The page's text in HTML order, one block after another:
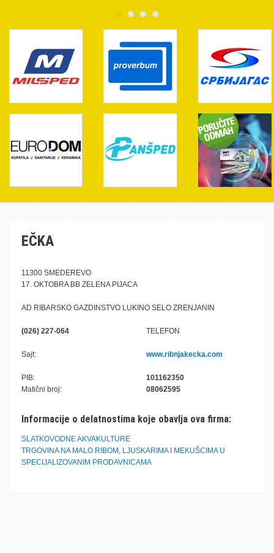
EČKA
11300 SMEDEREVO
17. OKTOBRA BB ZELENA PIJACA
AD RIBARSKO GAZDINSTVO LUKINO SELO ZRENJANIN
(026) 227-064 TELEFON
Sajt: www.ribnjakecka.com
PIB:
101162350
Matični broj:
08062595
Informacije o delatnostima koje obavlja ova firma:
SLATKOVODNE AKVAKULTURE
TRGOVINA NA MALO RIBOM, LJUSKARIMA I MEKUŠCIMA U
SPECIJALIZOVANIM PRODAVNICAMA